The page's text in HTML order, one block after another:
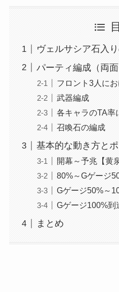
ヴェルサシア石入
パーティ編成（両面
フロント3人に
武器編成
各キャラのTA率
召喚石の編成
基本的な動き方と
開幕～予兆【黄
80%～Gゲージ
Gゲージ50%～
Gゲージ100%到
まとめ